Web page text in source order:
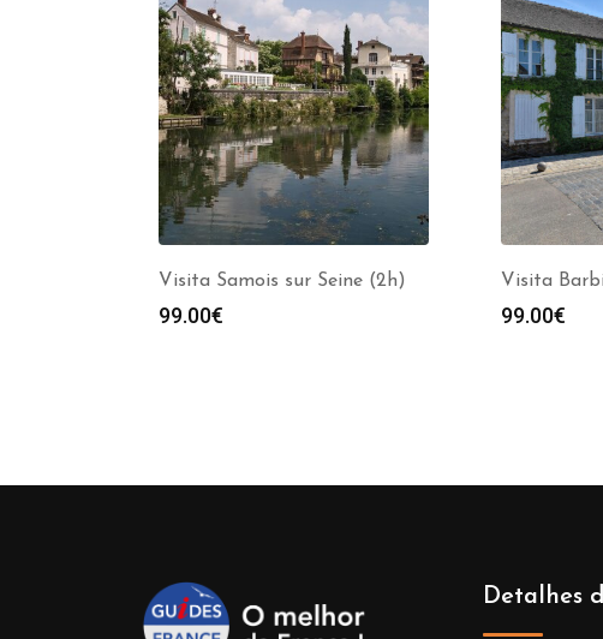
Visita Samois sur Seine (2h)
99.00€
Visita
99.00€
Detalhes